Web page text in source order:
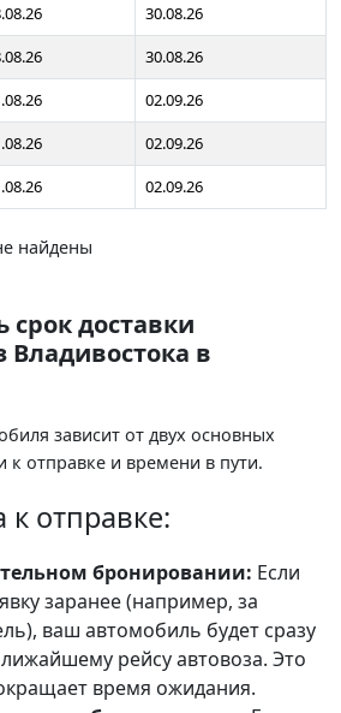
30.08.26
30.08.26
02.09.26
02.09.26
02.09.26
найдены
срок доставки
Владивостока в
зависит от двух основных
к отправке и времени в пути.
к отправке:
бронировании: Если
заранее (например, за
ваш автомобиль будет сразу
рейсу автовоза. Это
время ожидания.